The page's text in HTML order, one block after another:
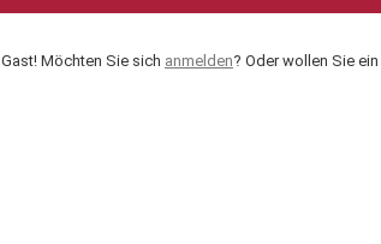
Gast! Möchten Sie sich anmelden? Oder wollen Sie ein